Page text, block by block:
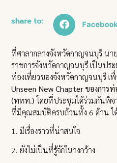
share to:
ที่ศาลากลางจังหวัดกาญจนบุรี นา
ราชการจังหวัดกาญจนบุรี เป็นปร
ท่องเที่ยวของจังหวัดกาญจนบุรี เ
Unseen New Chapter ของการ
(ททท.) โดยที่ประชุมได้ร่วมกันพิจ
ที่มีคุณสมบัติครบถ้วนทั้ง 6 ด้าน ไ
1. มีเรื่องราวที่น่าสนใจ
2. ยังไม่เป็นที่รู้จักในวงกว้าง